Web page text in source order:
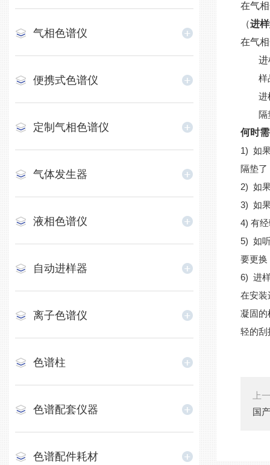
气相色谱仪
便携式色谱仪
定制气相色谱仪
气体发生器
液相色谱仪
自动进样器
离子色谱仪
色谱柱
色谱配套仪器
色谱配件耗材
在气
（进
在气
样
进
隔
何时
1) 如
隔垫了
2) 如
3) 如
4) 有
5) 如
要更换
6) 进
在安装
凝固的
轻的刮
上
国